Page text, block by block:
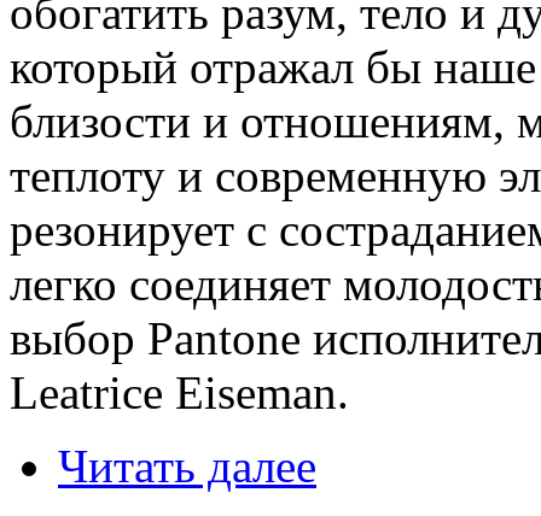
обогатить разум, тело и
который отражал бы
близости и отношениям,
теплоту и современную
резонирует с
легко соединяет
выбор Pantone
Leatrice Eiseman.
Читать далее